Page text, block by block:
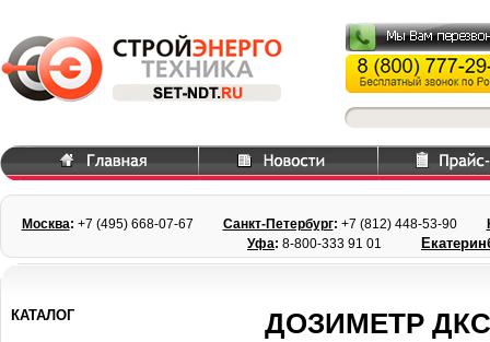
Москва: +7 (495) 668-07-67 Санкт-Петербург: +7 (812) 448-53-90
Уфа: 8-800-333 91 01
ДОЗИМЕТР
КАТАЛОГ